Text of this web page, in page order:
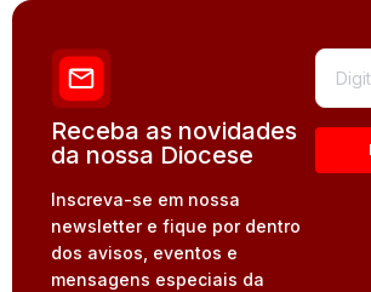
Receba as novidades
da nossa Diocese
Inscreva-se em nossa
newsletter e fique por dentro
dos avisos, eventos e
mensagens especiais da